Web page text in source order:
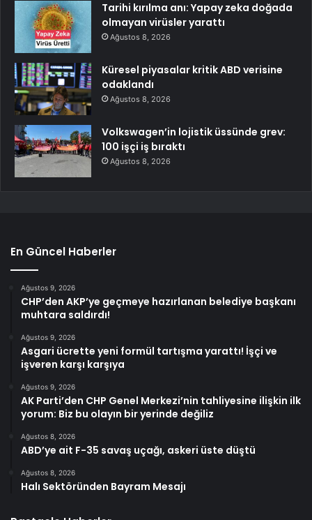
Tarihi kırılma anı: Yapay zeka doğada
olmayan virüsler yarattı
Ağustos 8, 2026
Küresel piyasalar kritik ABD verisine
odaklandı
Ağustos 8, 2026
Volkswagen’in lojistik üssünde grev:
100 işçi iş bıraktı
Ağustos 8, 2026
En Güncel Haberler
Ağustos 9, 2026
CHP’den AKP’ye geçmeye hazırlanan belediye başkanı
muhtara saldırdı!
Ağustos 9, 2026
Asgari ücrette yeni formül tartışma yarattı! İşçi ve
işveren karşı karşıya
Ağustos 9, 2026
AK Parti’den CHP Genel Merkezi’nin tahliyesine ilişkin ilk
yorum: Biz bu olayın bir yerinde değiliz
Ağustos 8, 2026
ABD’ye ait F-35 savaş uçağı, askeri üste düştü
Ağustos 8, 2026
Halı Sektöründen Bayram Mesajı